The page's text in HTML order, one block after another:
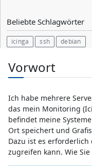
Beliebte Schlagwörter
icinga ssh debian
Vorwort
Ich habe mehrere
das mein Monitoring
befindet meine
Ort speichert und
Dazu ist es erforderlich
zugreifen kann. Wie